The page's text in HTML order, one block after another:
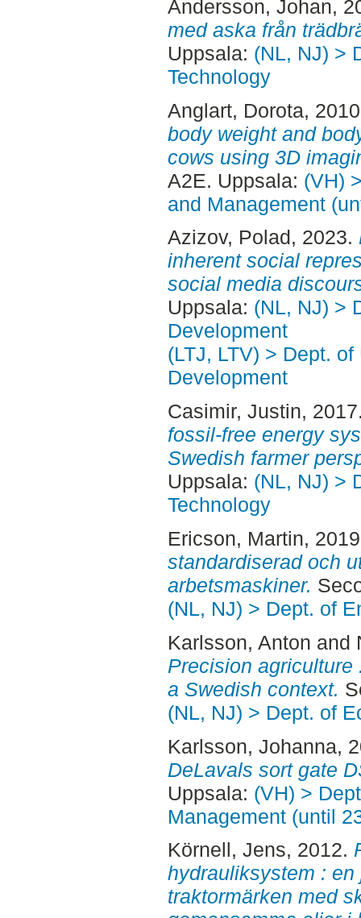
Andersson, Johan,
med aska från
Uppsala: (NL, NJ) >
Technology
Anglart, Dorota,
body weight and
cows using 3D
A2E. Uppsala: (VH)
and Management
Azizov, Polad, 2023.
inherent social
social media
Uppsala: (NL, NJ) >
Development
(LTJ, LTV) > Dept.
Development
Casimir, Justin,
fossil-free energy
Swedish farmer
Uppsala: (NL, NJ) >
Technology
Ericson, Martin,
standardiserad och
arbetsmaskiner.
(NL, NJ) > Dept. of
Karlsson, Anton and
Precision
a Swedish context.
(NL, NJ) > Dept. of
Karlsson, Johanna,
DeLavals sort gate
Uppsala: (VH) >
Management (until
Körnell, Jens, 2012.
hydrauliksystem :
traktormärken med